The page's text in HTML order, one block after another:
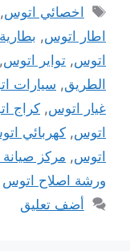
الوسوم
اخصائي اتوس,
اطار اتوس,
اتوس, تواير اتوس,
الطريق, سيارات
غيار اتوس, كراج
اتوس, كهربائي
اتوس, مركز
ورشة اصلاح اتوس
أضف تعليق